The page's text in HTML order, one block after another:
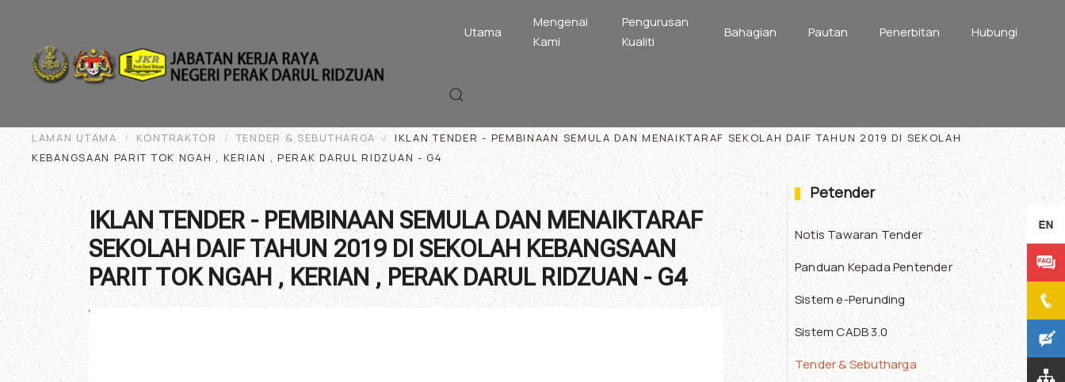
Utama
Mengenai
Kami
Pengurusan
Kualiti
Bahagian Pautan Penerbitan Hubungi
LAMAN UTAMA KONTRAKTOR TENDER & SEBUTHARGA
IKLAN TENDER - PEMBINAAN SEMULA DAN MENAIKTARAF SEKOLAH DAIF TAHUN 2019 DI SEKOLAH
KEBANGSAAN PARIT TOK NGAH , KERIAN , PERAK DARUL RIDZUAN - G4
IKLAN TENDER - PEMBINAAN SEMULA DAN MENAIKTARAF
SEKOLAH DAIF TAHUN 2019 DI SEKOLAH KEBANGSAAN
PARIT TOK NGAH , KERIAN , PERAK DARUL RIDZUAN - G4
Petender
Notis Tawaran Tender
Panduan Kepada Pentender
Sistem e-Perunding
Sistem CADB 3.0
Tender & Sebutharga